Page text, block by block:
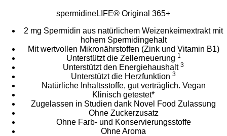
spermidineLIFE® Original 365+
2 mg Spermidin aus natürlichem Weizenkeimextrakt mit
hohem Spermidingehalt
Mit wertvollen Mikronährstoffen (Zink und Vitamin B1)
Unterstützt die Zellerneuerung 1
Unterstützt den Energiehaushalt3
Unterstützt die Herzfunktion3
Natürliche Inhaltsstoffe, gut verträglich. Vegan
Klinisch getestet*
Zugelassen in Studien dank Novel Food Zulassung
Ohne Zuckerzusatz
Ohne Farb- und Konservierungsstoffe
Ohne Aroma